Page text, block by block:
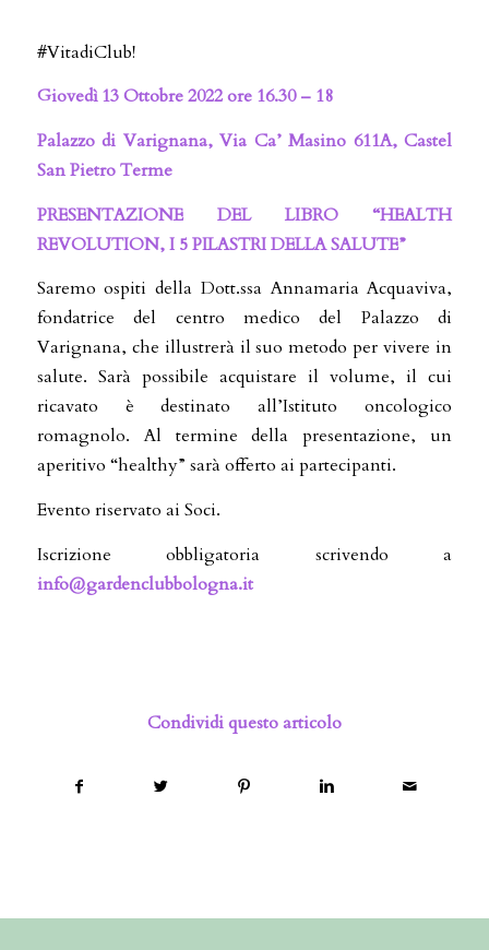
#VitadiClub!
Giovedì 13 Ottobre 2022 ore 16.30 – 18
Palazzo di Varignana, Via Ca’ Masino 611A, Castel
San Pietro Terme
PRESENTAZIONE DEL LIBRO “HEALTH
REVOLUTION, I 5 PILASTRI DELLA SALUTE”
Saremo ospiti della Dott.ssa Annamaria Acquaviva,
fondatrice del centro medico del Palazzo di
Varignana, che illustrerà il suo metodo per vivere in
salute. Sarà possibile acquistare il volume, il cui
ricavato è destinato all’Istituto oncologico
romagnolo. Al termine della presentazione, un
aperitivo “healthy” sarà offerto ai partecipanti.
Evento riservato ai Soci.
Iscrizione obbligatoria scrivendo a
info@gardenclubbologna.it
Condividi questo articolo